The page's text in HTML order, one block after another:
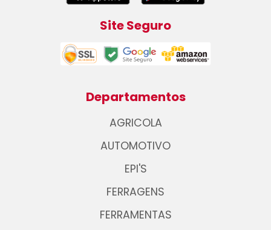
Site Seguro
Departamentos
AGRICOLA
AUTOMOTIVO
EPI'S
FERRAGENS
FERRAMENTAS